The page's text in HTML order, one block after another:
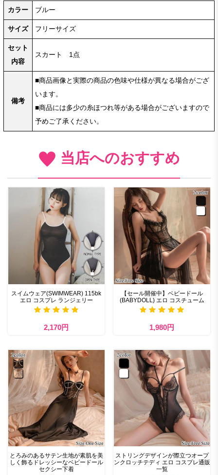
カラー ブルー
サイズ フリーサイズ
セット
内容
スカート 1点
備考
■商品画像と実際の商品の色味や仕様が異なる場合がござ
います。
■商品には多少の糸ほつれ等がある場合がございますので
予めご了承ください。
当店へのおすすめ
スイムウェア(SWIMWEAR) 115bk
エロ コスプレ ランジェリー
2,170円
【セール開催中】ベビードール
(BABYDOLL) エロ コスチューム
1,980円
とろみのあるサテン生地が素肌を美
しく飾るドレッシーなベビードール
セクシー下着
ストリングデザインが際立つオープ
ンクロッチテディ エロ コスプレ通販
一覧